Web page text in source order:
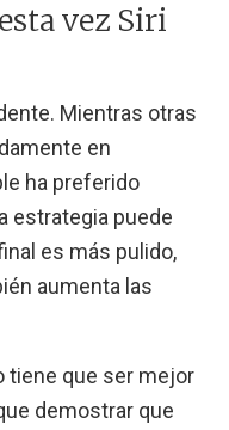
vez Siri
Mientras otras
en
ha preferido
estrategia puede
es más pulido,
aumenta las
tiene que ser mejor
demostrar que